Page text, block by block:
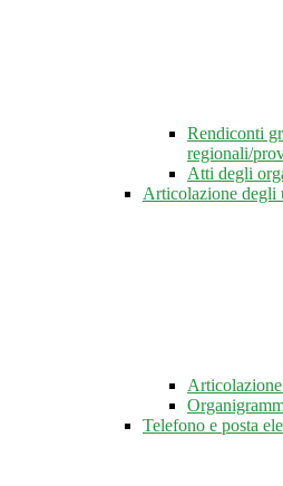
Rendiconti
regionali/
Atti degli
Articolazione degli
Telefono e posta